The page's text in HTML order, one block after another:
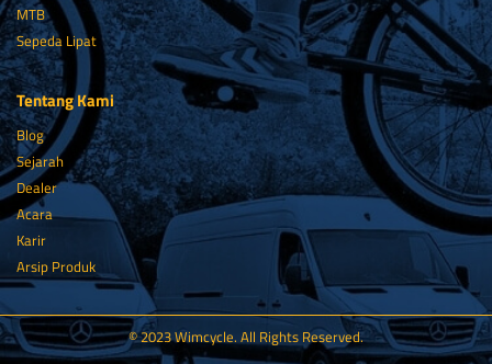
MTB
Sepeda Lipat
Tentang Kami
Blog
Sejarah
Dealer
Acara
Karir
Arsip Produk
© 2023 Wimcycle. All Rights Reserved.